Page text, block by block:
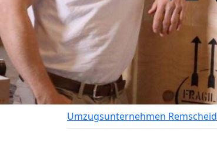
Umzugsunternehmen Remscheid